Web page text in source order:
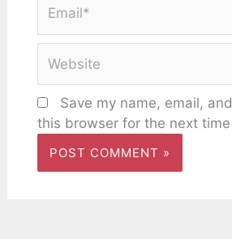
Save my name, email,
this browser for the next